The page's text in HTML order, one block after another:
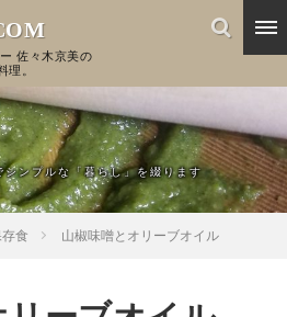
佐々木京美の
理。
ンプルな「暮らし」を綴ります
食 山椒味噌とオリーブオイル